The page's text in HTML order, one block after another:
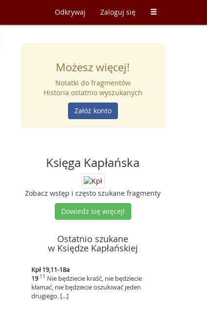
Odkrywaj Zaloguj się
Możesz więcej!
Notatki do fragmentów
Historia ostatnio wyszukanych
Załóż konto
Księga Kapłańska
Zobacz wstęp i często szukane fragmenty
Dowiedz się więcej!
Ostatnio szukane
w Księdze Kapłańskiej
Kpł 19,11-18a
1911 Nie będziecie kraść, nie będziecie
kłamać, nie będziecie oszukiwać jeden
drugiego. [...]